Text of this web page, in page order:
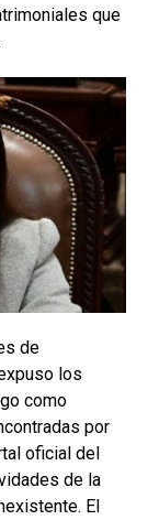
que
de
los
como
por
oficial del
de la
El